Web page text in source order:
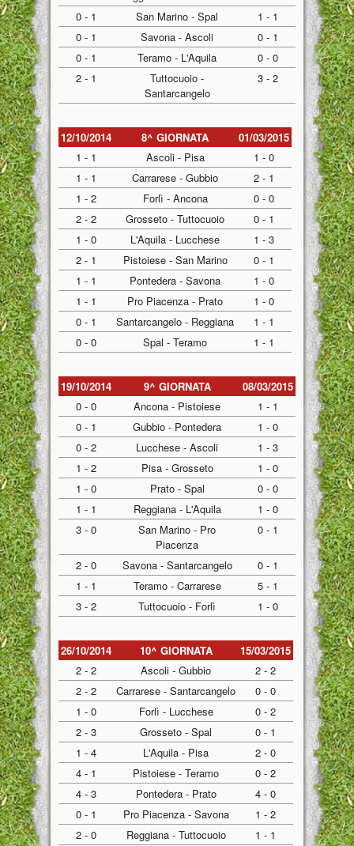
0 - 1
San Marino - Spal
1 - 1
0 - 1
Savona - Ascoli
0 - 1
0 - 1
Teramo - L'Aquila
0 - 0
2 - 1
Tuttocuoio -
Santarcangelo
3 - 2
12/10/2014 8^ GIORNATA
01/03/2015
1 - 1
Ascoli - Pisa
1 - 0
1 - 1
Carrarese - Gubbio
2 - 1
1 - 2
Forlì - Ancona
0 - 0
2 - 2
Grosseto - Tuttocuoio
0 - 1
1 - 0
L'Aquila - Lucchese
1 - 3
2 - 1
Pistoiese - San Marino
0 - 1
1 - 1
Pontedera - Savona
1 - 0
1 - 1
Pro Piacenza - Prato
1 - 0
0 - 1
Santarcangelo - Reggiana
1 - 1
0 - 0
Spal - Teramo 1 - 1
19/10/2014 9^ GIORNATA
08/03/2015
0 - 0
Ancona - Pistoiese
1 - 1
0 - 1
Gubbio - Pontedera
1 - 0
0 - 2
Lucchese - Ascoli
1 - 3
1 - 2
Pisa - Grosseto
1 - 0
1 - 0
Prato - Spal
0 - 0
1 - 1
Reggiana - L'Aquila
1 - 0
3 - 0
San Marino - Pro
Piacenza
0 - 1
2 - 0 Savona - Santarcangelo
0 - 1
1 - 1
Teramo - Carrarese
5 - 1
3 - 2
Tuttocuoio - Forlì 1 - 0
26/10/2014 10^ GIORNATA
15/03/2015
2 - 2
Ascoli - Gubbio
2 - 2
2 - 2
Carrarese - Santarcangelo
0 - 0
1 - 0
Forlì - Lucchese
0 - 2
2 - 3
Grosseto - Spal
0 - 1
1 - 4
L'Aquila - Pisa
2 - 0
4 - 1
Pistoiese - Teramo
0 - 2
4 - 3
Pontedera - Prato
4 - 0
0 - 1
Pro Piacenza - Savona
1 - 2
2 - 0
Reggiana - Tuttocuoio
1 - 1